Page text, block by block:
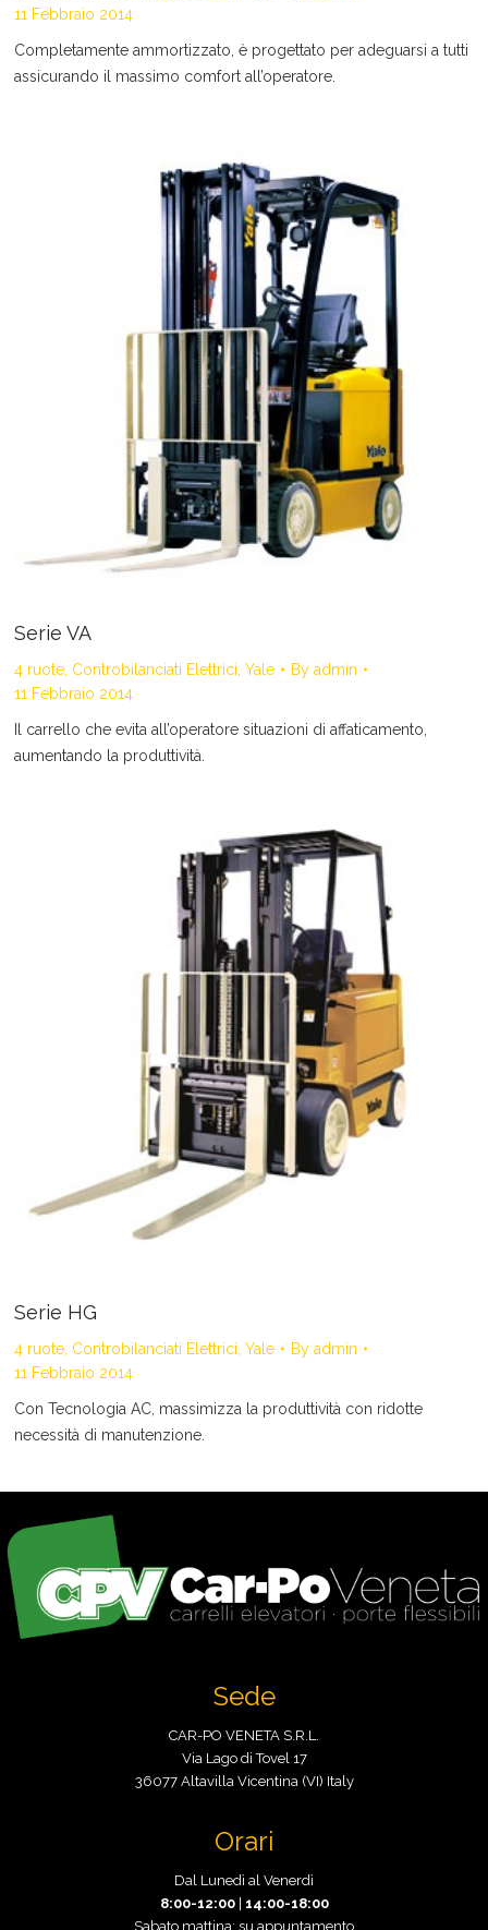
11 Febbraio 2014
Completamente ammortizzato, è progettato per adeguarsi a tutti
assicurando il massimo comfort all’operatore.
Serie VA
4 ruote, Controbilanciati Elettrici Yale By admin
11 Febbraio 2014
Il carrello che evita all’operatore situazioni di affaticamento,
aumentando la produttività.
Serie HG
4 ruote, Controbilanciati Elettrici Yale By admin
11 Febbraio 2014
Con Tecnologia AC, massimizza la produttività con ridotte
necessità di manutenzione.
Sede
CAR-PO VENETA S.R.L.
Via Lago di Tovel 17
36077 Altavilla Vicentina (VI) Italy
Orari
Dal Lunedì al Venerdì
8:00-12:00| 14:00-18:00
Sabato mattina: su appuntamento